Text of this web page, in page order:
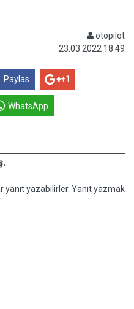
otopilot
23.03.2022 18:49
Paylas +1
WhatsApp
yanıt yazabilirler. Yanıt yazmak